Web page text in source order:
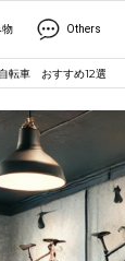
物 Others
転車 おすすめ12選